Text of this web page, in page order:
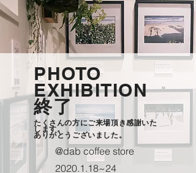
PHOTO
EXHIBITION
終了
たくさんの方にご来場頂き感謝いた
します。
​ありがとうございました。
@dab coffee store
2020.1.18~24